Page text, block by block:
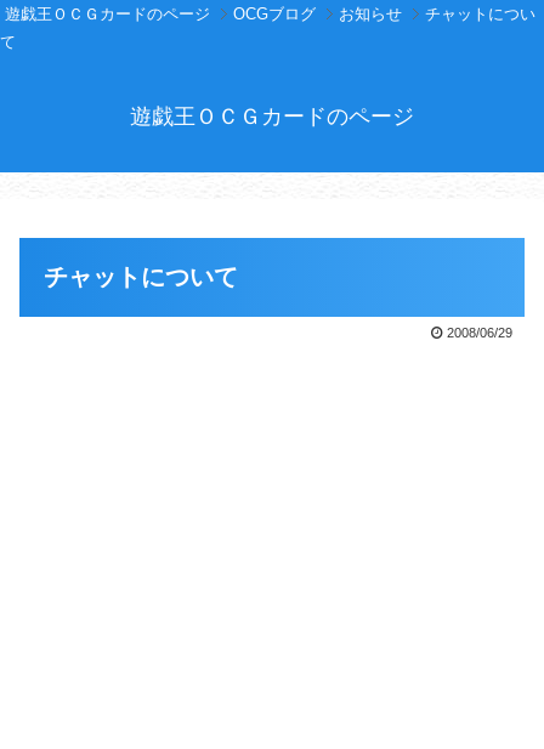
遊戯王ＯＣＧカードのページ OCGブログ お知らせ
チャットについ
て
遊戯王ＯＣＧカードのページ
チャットについて
2008/06/29